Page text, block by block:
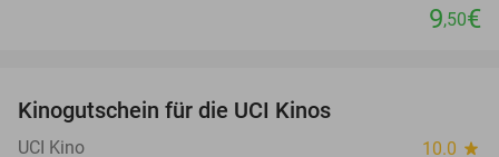
9,50€
Kinogutschein für die UCI Kinos
UCI Kino 10.0 star